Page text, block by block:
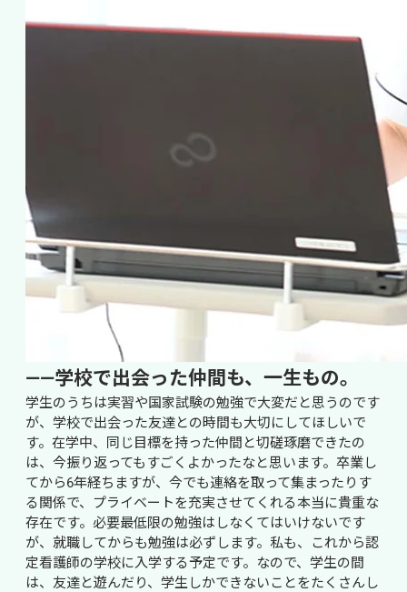
――学校で出会った仲間も、一生もの。
学生のうちは実習や国家試験の勉強で大変だと思うのです
が、学校で出会った友達との時間も大切にしてほしいで
す。在学中、同じ目標を持った仲間と切磋琢磨できたの
は、今振り返ってもすごくよかったなと思います。卒業し
てから6年経ちますが、今でも連絡を取って集まったりす
る関係で、プライベートを充実させてくれる本当に貴重な
存在です。必要最低限の勉強はしなくてはいけないです
が、就職してからも勉強は必ずします。私も、これから認
定看護師の学校に入学する予定です。なので、学生の間
は、友達と遊んだり、学生しかできないことをたくさんし